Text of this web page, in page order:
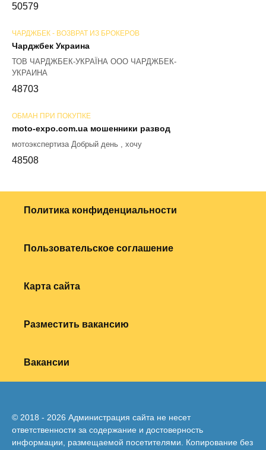
50579
ЧАРДЖБЕК - ВОЗВРАТ ИЗ БРОКЕРОВ
Чарджбек Украина
ТОВ ЧАРДЖБЕК-УКРАЇНА ООО ЧАРДЖБЕК-
УКРАИНА
48703
ОБМАН ПРИ ПОКУПКЕ
moto-expo.com.ua мошенники развод
мотоэкспертиза Добрый день , хочу
48508
Политика конфиденциальности
Пользовательское соглашение
Карта сайта
Разместить вакансию
Вакансии
© 2018 - 2026 Администрация сайта не несет
ответственности за содержание и достоверность
информации, размещаемой посетителями. Копирование без